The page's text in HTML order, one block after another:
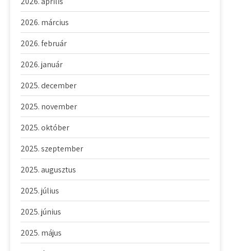
2026. március
2026. február
2026. január
2025. december
2025. november
2025. október
2025. szeptember
2025. augusztus
2025. július
2025. június
2025. május